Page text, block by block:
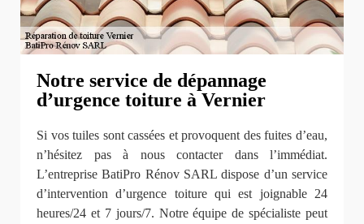
Notre service de dépannage
d’urgence toiture à Vernier
Si vos tuiles sont cassées et provoquent des fuites d’eau,
n’hésitez pas à nous contacter dans l’immédiat.
L’entreprise BatiPro Rénov SARL dispose d’un service
d’intervention d’urgence toiture qui est joignable 24
heures/24 et 7 jours/7. Notre équipe de spécialiste peut